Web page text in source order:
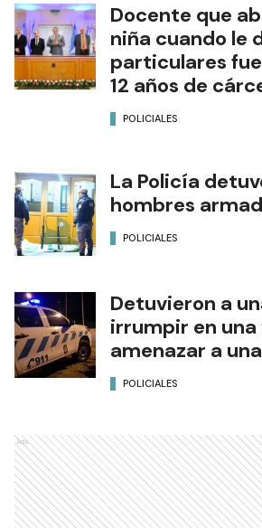
Docente que
niña cuando le
particulares
12 años de
POLICIALES
La Policía
hombres
POLICIALES
Detuvieron a
irrumpir en
amenazar a
POLICIALES
Ads